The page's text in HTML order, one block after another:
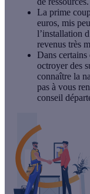
La prime
euros, mis
l’installation
revenus très
Dans certains
octroyer des
connaître la
pas à vous
conseil